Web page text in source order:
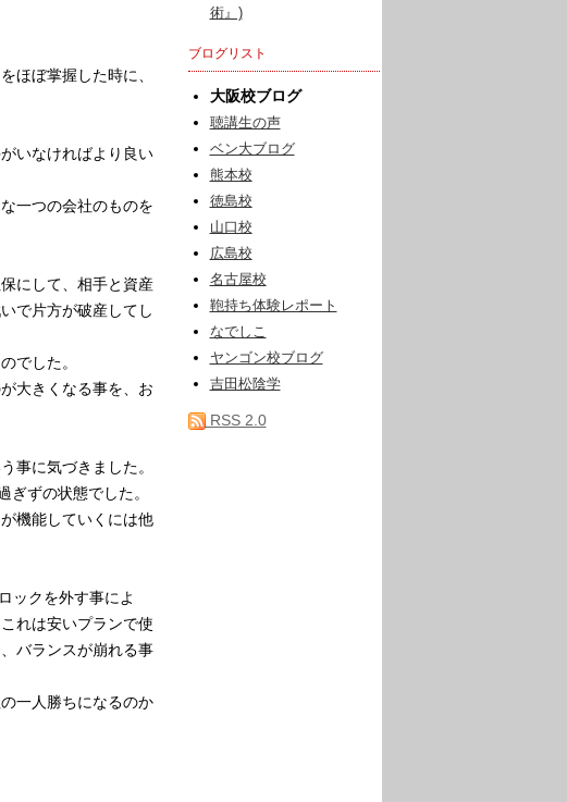
ほぼ掌握した時に、
いなければより良い
一つの会社のものを
にして、相手と資産
で片方が破産してし
でした。
大きくなる事を、お
事に気づきました。
ずの状態でした。
機能していくには他
ックを外す事によ
れは安いプランで使
バランスが崩れる事
一人勝ちになるのか
術』)
ブログリスト
大阪校ブログ
聴講生の声
ベン大ブログ
熊本校
徳島校
山口校
広島校
名古屋校
鞄持ち体験レポート
なでしこ
ヤンゴン校ブログ
吉田松陰学
RSS 2.0